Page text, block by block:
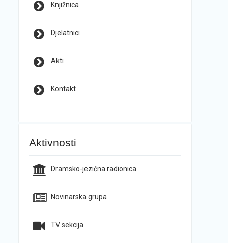
Knjižnica
Djelatnici
Akti
Kontakt
Aktivnosti
Dramsko-jezična radionica
Novinarska grupa
TV sekcija